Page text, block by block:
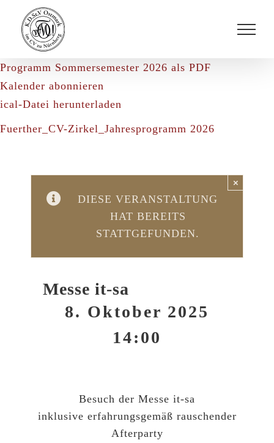
Inhalt
springen
Programm Sommersemester 2026 als PDF
Kalender abonnieren
ical-Datei herunterladen
Fuerther_CV-Zirkel_Jahresprogramm 2026
DIESE VERANSTALTUNG
HAT BEREITS
STATTGEFUNDEN.
×
Messe it-sa
8. Oktober 2025
14:00
Besuch der Messe it-sa
inklusive erfahrungsgemäß rauschender
Afterparty